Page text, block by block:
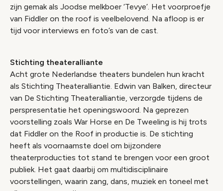
zijn gemak als Joodse melkboer ‘Tevye’. Het voorproefje
van Fiddler on the roof is veelbelovend. Na afloop is er
tijd voor interviews en foto’s van de cast.
Stichting theateralliante
Acht grote Nederlandse theaters bundelen hun kracht
als Stichting Theateralliantie. Edwin van Balken, directeur
van De Stichting Theateralliantie, verzorgde tijdens de
perspresentatie het openingswoord. Na geprezen
voorstelling zoals War Horse en De Tweeling is hij trots
dat Fiddler on the Roof in productie is. De stichting
heeft als voornaamste doel om bijzondere
theaterproducties tot stand te brengen voor een groot
publiek. Het gaat daarbij om multidisciplinaire
voorstellingen, waarin zang, dans, muziek en toneel met